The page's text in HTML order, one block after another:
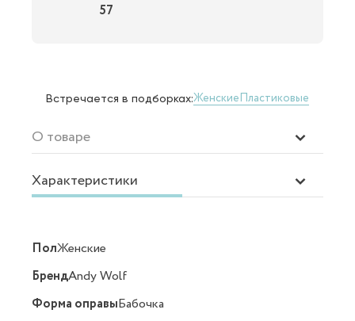
57
Встречается в подборках:ЖенскиеПластиковые
О товаре
Характеристики
ПолЖенские
БрендAndy Wolf
Форма оправыБабочка